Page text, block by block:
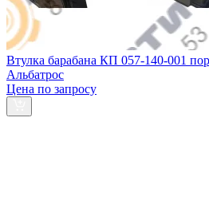
Втулка барабана КП 057-140-001
Альбатрос
Цена по запросу